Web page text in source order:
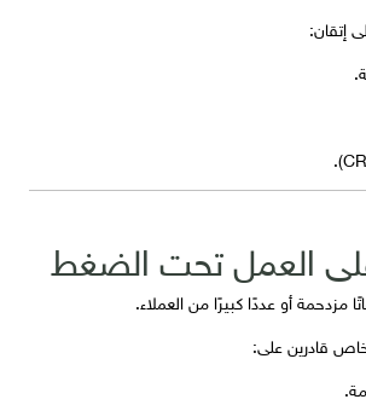
إتقان:
مزدحمة أو عددًا كبيرًا من العملاء.
قادرين على: